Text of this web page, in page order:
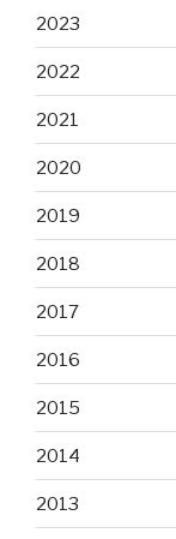
2023
2022
2021
2020
2019
2018
2017
2016
2015
2014
2013